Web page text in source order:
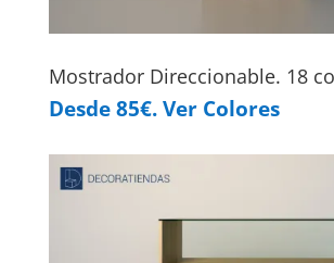
Mostrador Direccionable. 18
Desde 85€. Ver Colores